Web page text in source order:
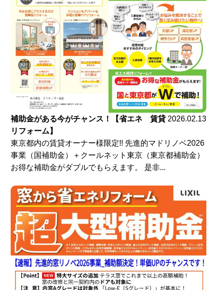
補助金がある今がチャンス！【省エネ 賃貸
リフォーム】
2026.02.13
東京都内の賃貸オーナー様限定!! 先進的マドリノベ2026
事業（国補助金）＋クールネット東京（東京都補助金）
お得な補助金がダブルでもらえます。 是非...